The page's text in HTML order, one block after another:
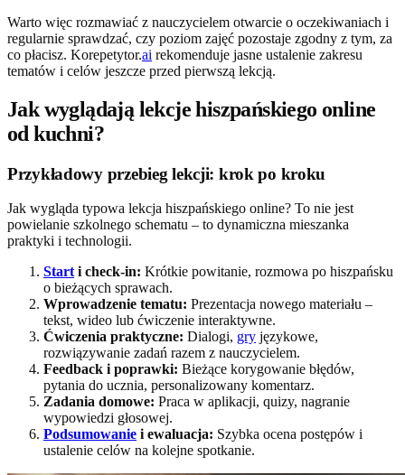
Warto więc rozmawiać z nauczycielem otwarcie o oczekiwaniach i
regularnie sprawdzać, czy poziom zajęć pozostaje zgodny z tym, za
co płacisz. Korepetytor.ai rekomenduje jasne ustalenie zakresu
tematów i celów jeszcze przed pierwszą lekcją.
Jak wyglądają lekcje hiszpańskiego online
od kuchni?
Przykładowy przebieg lekcji: krok po kroku
Jak wygląda typowa lekcja hiszpańskiego online? To nie jest
powielanie szkolnego schematu – to dynamiczna mieszanka
praktyki i technologii.
Starti check-in: Krótkie powitanie, rozmowa po hiszpańsku
o bieżących sprawach.
Wprowadzenie tematu: Prezentacja nowego materiału –
tekst, wideo lub ćwiczenie interaktywne.
Ćwiczenia praktyczne: Dialogi, gry językowe,
rozwiązywanie zadań razem z nauczycielem.
Feedback i poprawki: Bieżące korygowanie błędów,
pytania do ucznia, personalizowany komentarz.
Zadania domowe: Praca w aplikacji, quizy, nagranie
wypowiedzi głosowej.
Podsumowanie i ewaluacja: Szybka ocena postępów i
ustalenie celów na kolejne spotkanie.